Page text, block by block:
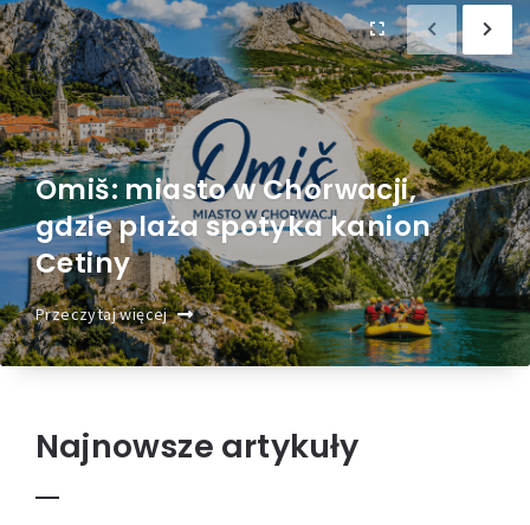
Omiš: miasto w Chorwacji,
gdzie plaża spotyka kanion
Cetiny
Przeczytaj więcej
Najnowsze artykuły